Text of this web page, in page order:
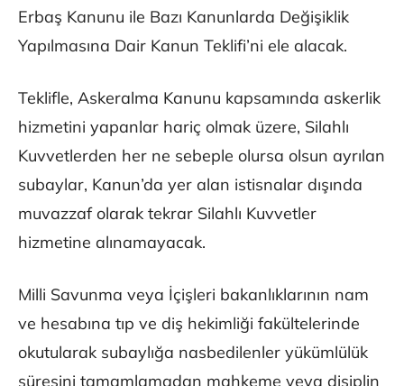
Erbaş Kanunu ile Bazı Kanunlarda Değişiklik
Yapılmasına Dair Kanun Teklifi’ni ele alacak.
Teklifle, Askeralma Kanunu kapsamında askerlik
hizmetini yapanlar hariç olmak üzere, Silahlı
Kuvvetlerden her ne sebeple olursa olsun ayrılan
subaylar, Kanun’da yer alan istisnalar dışında
muvazzaf olarak tekrar Silahlı Kuvvetler
hizmetine alınamayacak.
Milli Savunma veya İçişleri bakanlıklarının nam
ve hesabına tıp ve diş hekimliği fakültelerinde
okutularak subaylığa nasbedilenler yükümlülük
süresini tamamlamadan mahkeme veya disiplin